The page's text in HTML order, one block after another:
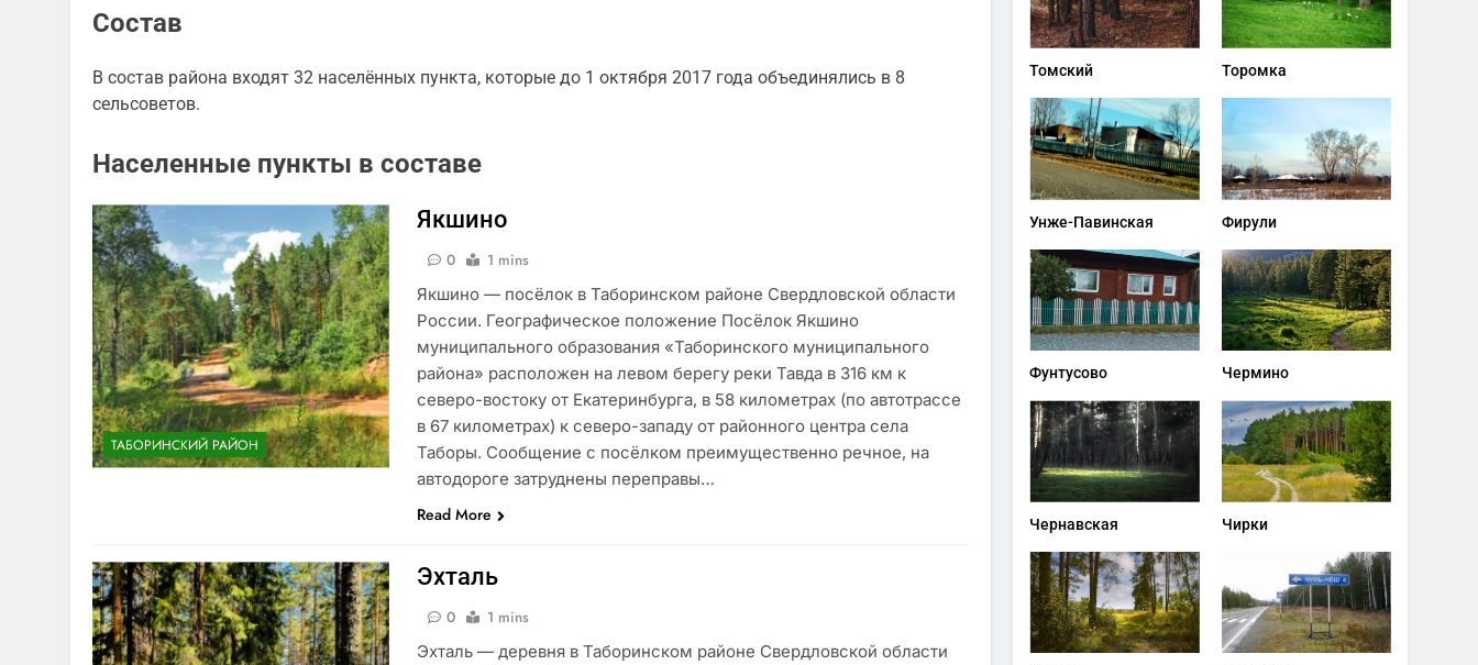
Состав
В состав района входят 32 населённых пункта, которые до 1 октября 2017 года объединялись в 8
сельсоветов.
Населенные пункты в составе
ТАБОРИНСКИЙ РАЙОН
Якшино
0
1 mins
Якшино — посёлок в Таборинском районе Свердловской области
России. Географическое положение Посёлок Якшино
муниципального образования «Таборинского муниципального
района» расположен на левом берегу реки Тавда в 316 км к
северо-востоку от Екатеринбурга, в 58 километрах (по автотрассе
в 67 километрах) к северо-западу от районного центра села
Таборы. Сообщение с посёлком преимущественно речное, на
автодороге затруднены переправы…
Read More
Эхталь
0
1 mins
Эхталь — деревня в Таборинском районе Свердловской области
Томский Торомка
Унже-Павинская Фирули
Фунтусово Чермино
Чернавская Чирки